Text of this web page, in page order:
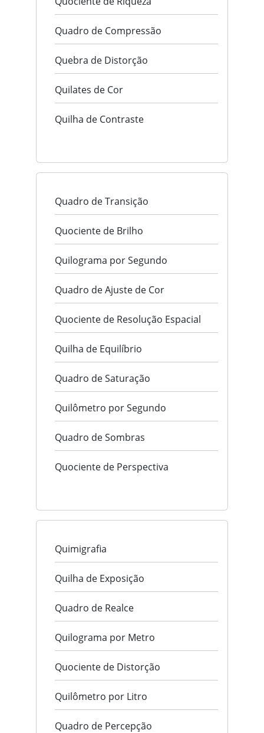
Quadro de Compressão
Quebra de Distorção
Quilates de Cor
Quilha de Contraste
Quadro de Transição
Quociente de Brilho
Quilograma por Segundo
Quadro de Ajuste de Cor
Quociente de Resolução Espacial
Quilha de Equilíbrio
Quadro de Saturação
Quilômetro por Segundo
Quadro de Sombras
Quociente de Perspectiva
Quimigrafia
Quilha de Exposição
Quadro de Realce
Quilograma por Metro
Quociente de Distorção
Quilômetro por Litro
Quadro de Percepção